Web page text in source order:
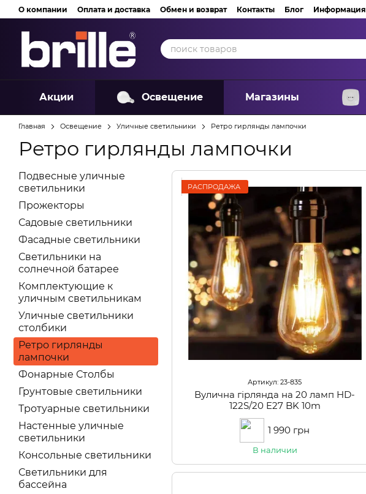
Перейти к основному контенту
О компании Оплата и доставка Обмен и возврат Контакты Блог Информация
Акции Освещение Магазины
Главная Освещение Уличные светильники Ретро гирлянды лампочки
Ретро гирлянды лампочки
РАСПРОДАЖА
Артикул: 23-835
Вулична гірлянда на 20 ламп HD-
122S/20 E27 BK 10m
1 990 грн
В наличии
Подвесные уличные
светильники
Прожекторы
Садовые светильники
Фасадные светильники
Светильники на
солнечной батарее
Комплектующие к
уличным светильникам
Уличные светильники
столбики
Ретро гирлянды
лампочки
Фонарные Столбы
Грунтовые светильники
Тротуарные светильники
Настенные уличные
светильники
Консольные светильники
Светильники для
бассейна